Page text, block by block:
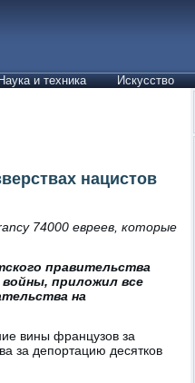
и техника Искусство
нацистов
74000 евреев, которые
правительства
приложил все
на
вины французов за
за депортацию десятков